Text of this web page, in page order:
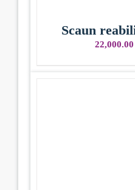
Scaun
22,000.00